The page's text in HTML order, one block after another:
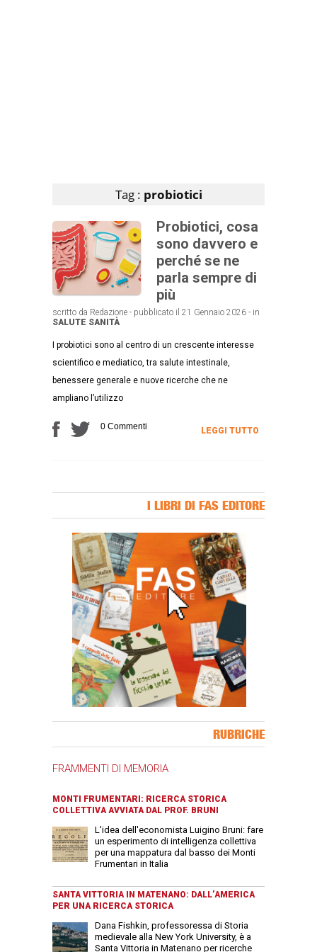
Tag : probiotici
Probiotici, cosa
sono davvero e
perché se ne
parla sempre di
più
scritto da Redazione - pubblicato il 21 Gennaio 2026 - in
SALUTE SANITÀ
I probiotici sono al centro di un crescente interesse
scientifico e mediatico, tra salute intestinale,
benessere generale e nuove ricerche che ne
ampliano l’utilizzo
0 Commenti LEGGI TUTTO
I LIBRI DI FAS EDITORE
RUBRICHE
FRAMMENTI DI MEMORIA
MONTI FRUMENTARI: RICERCA STORICA
COLLETTIVA AVVIATA DAL PROF. BRUNI
L'idea dell'economista Luigino Bruni: fare
un esperimento di intelligenza collettiva
per una mappatura dal basso dei Monti
Frumentari in Italia
SANTA VITTORIA IN MATENANO: DALL’AMERICA
PER UNA RICERCA STORICA
Dana Fishkin, professoressa di Storia
medievale alla New York University, è a
Santa Vittoria in Matenano per ricerche